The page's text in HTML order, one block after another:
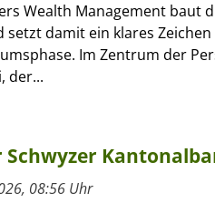
Wealth Management baut
setzt damit ein klares
Im Zentrum der
der...
Schwyzer
08:56 Uhr